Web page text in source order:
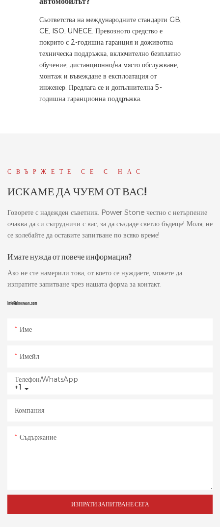
Съответства на международните стандарти GB,
CE, ISO, UNECE. Превозното средство е
покрито с 2-годишна гаранция и доживотна
техническа поддръжка, включително безплатно
обучение, дистанционно/на място обслужване,
монтаж и въвеждане в експлоатация от
инженер. Предлага се и допълнителна 5-
годишна гаранционна поддръжка.
СВЪРЖЕТЕ СЕ С НАС
ИСКАМЕ ДА ЧУЕМ ОТ ВАС!
Говорете с надежден съветник. Power Stone честно с нетърпение
очаква да си сътрудничи с вас, за да създаде светло бъдеще! Моля, не
се колебайте да оставите запитване по всяко време!
Имате нужда от повече информация?
Ако не сте намерили това, от което се нуждаете, можете да
изпратите запитване чрез нашата форма за контакт.
info@sinoswan.com
Име
Имейл
+1
Телефон/WhatsApp
Компания
Съдържание
ИЗПРАТИ ЗАПИТВАНЕ СЕГА